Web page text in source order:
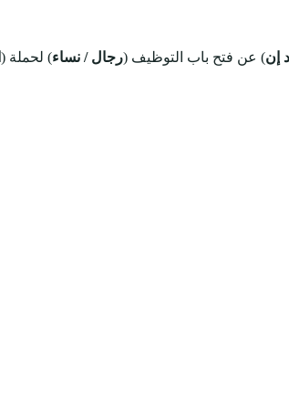
إن) عن فتح باب التوظيف (رجال / نساء) لحملة (